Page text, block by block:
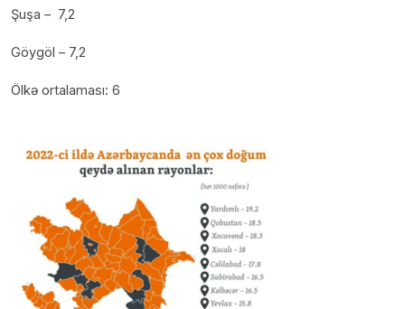
Şuşa – 7,2
Göygöl – 7,2
Ölkə ortalaması: 6